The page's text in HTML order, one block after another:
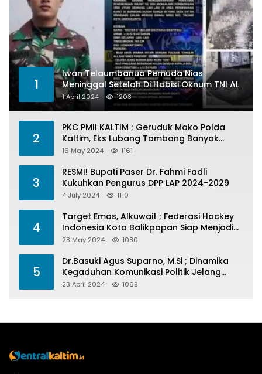
1
Iwan Telaumbanua Pemuda Nias
Meninggal Setelah Di Habisi Oknum TNI AL
1 April 2024 1203
2
PKC PMII KALTIM ; Geruduk Mako Polda
Kaltim, Eks Lubang Tambang Banyak
Menelan Korban
16 May 2024 1161
3
RESMI! Bupati Paser Dr. Fahmi Fadli
Kukuhkan Pengurus DPP LAP 2024-2029
4 July 2024 1110
4
Target Emas, Alkuwait ; Federasi Hockey
Indonesia Kota Balikpapan Siap Menjadi
Barometer Prestasi Di Kaltim
28 May 2024 1080
5
Dr.Basuki Agus Suparno, M.Si ; Dinamika
Kegaduhan Komunikasi Politik Jelang
Pesta Politik 2024
23 April 2024 1069